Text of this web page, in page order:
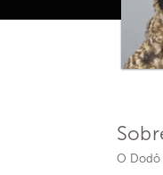
O Dodô